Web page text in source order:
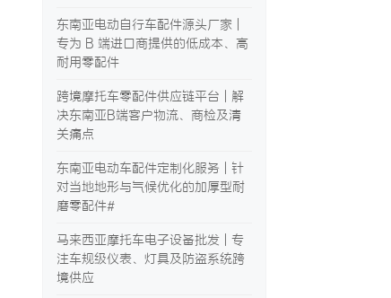
东南亚电动自行车配件源头厂家 |
专为 B 端进口商提供的低成本、高
耐用零配件
跨境摩托车零配件供应链平台 | 解
决东南亚B端客户物流、商检及清
关痛点
东南亚电动车配件定制化服务 | 针
对当地地形与气候优化的加厚型耐
磨零配件#
马来西亚摩托车电子设备批发 | 专
注车规级仪表、灯具及防盗系统跨
境供应